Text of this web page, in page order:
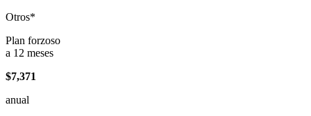
Otros*
Plan forzoso
a 12 meses
$7,371
anual